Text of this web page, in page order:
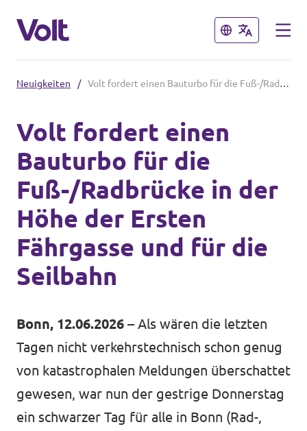
Schließen
Website von Volt NRW
Volt vor Ort in NRW
Volt in Deutschland
Volt Deutschland
Volt in deinem Bundesland
Volt Deutschland Merchandise Shop
Schließen
Programm
Über Volt
Menschen
Unsere Events
Kontakt zu Volt Bonn
Neuigkeiten / Volt fordert einen Bauturbo für die Fuß-/Radbrücke in der Höhe der Ersten Fährgasse und für die Seilbahn
Volt fordert einen
Bauturbo für die
Fuß-/Radbrücke in der
Höhe der Ersten
Fährgasse und für die
Seilbahn
Bonn, 12.06.2026 – Als wären die letzten
Tagen nicht verkehrstechnisch schon genug
von katastrophalen Meldungen überschattet
gewesen, war nun der gestrige Donnerstag
ein schwarzer Tag für alle in Bonn (Rad-,